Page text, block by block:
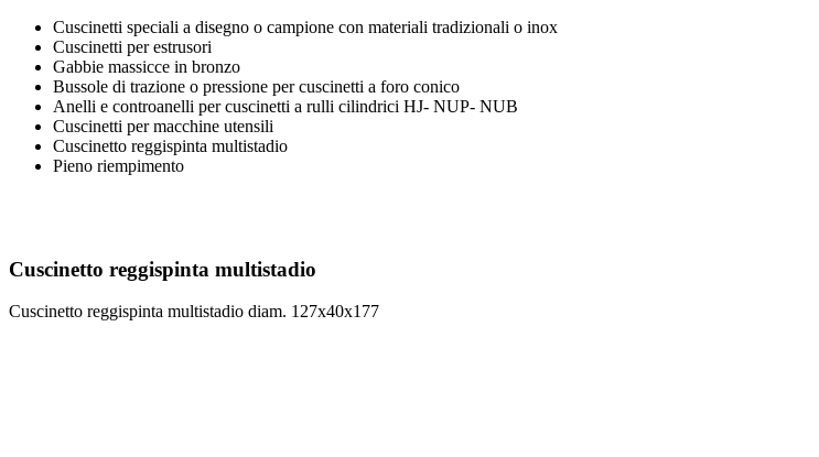
Cuscinetti speciali a disegno o campione con materiali tradizionali o inox
Cuscinetti per estrusori
Gabbie massicce in bronzo
Bussole di trazione o pressione per cuscinetti a foro conico
Anelli e controanelli per cuscinetti a rulli cilindrici HJ- NUP- NUB
Cuscinetti per macchine utensili
Cuscinetto reggispinta multistadio
Pieno riempimento
Cuscinetto reggispinta multistadio
Cuscinetto reggispinta multistadio diam. 127x40x177